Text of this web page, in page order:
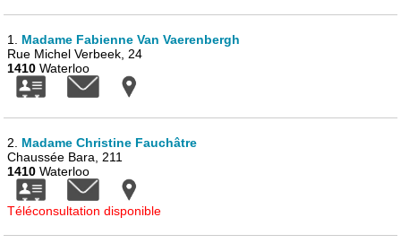
1. Madame Fabienne Van Vaerenbergh
Rue Michel Verbeek, 24
1410 Waterloo
2. Madame Christine Fauchâtre
Chaussée Bara, 211
1410 Waterloo
Téléconsultation disponible